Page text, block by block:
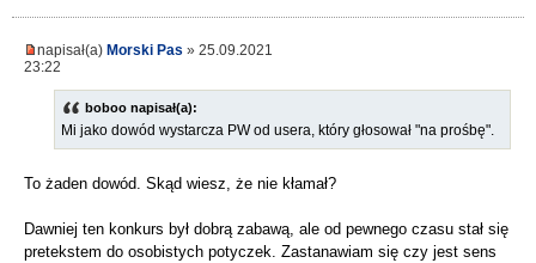
napisał(a) Morski Pas » 25.09.2021
23:22
boboo napisał(a):
Mi jako dowód wystarcza PW od usera, który głosował "na prośbę".
To żaden dowód. Skąd wiesz, że nie kłamał?
Dawniej ten konkurs był dobrą zabawą, ale od pewnego czasu stał się
pretekstem do osobistych potyczek. Zastanawiam się czy jest sens